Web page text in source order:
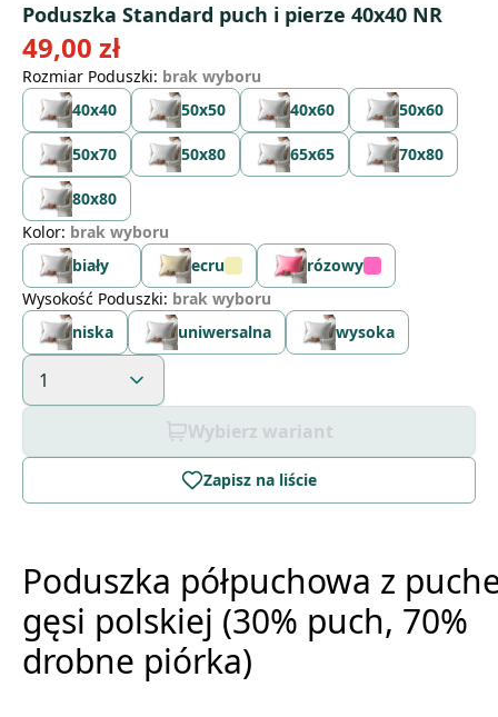
Poduszka Standard puch i pierze 40x40 NR
49,00 zł
Rozmiar Poduszki: brak wyboru
40x40
50x50 40x60 50x60
50x70 50x80 65x65 70x80
80x80
Kolor: brak wyboru
biały
ecru
rózowy
Wysokość Poduszki: brak wyboru
niska
uniwersalna wysoka
1
Wybierz wariant
Zapisz na liście
Poduszka półpuchowa z
gęsi polskiej (30% puch, 70%
drobne piórka)